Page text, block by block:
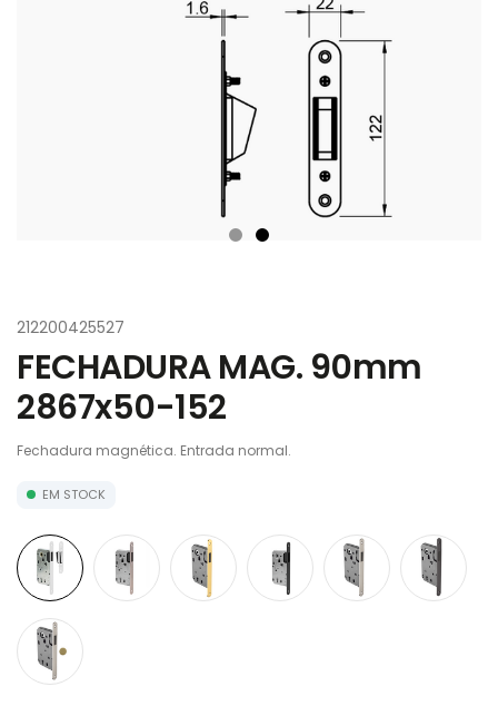
212200425527
FECHADURA MAG. 90mm
2867x50-152
Fechadura magnética. Entrada normal.
EM STOCK